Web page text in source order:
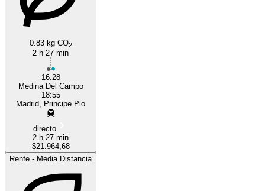
0.83 kg CO2
2 h 27 min
16:28
Medina Del Campo
18:55
Madrid, Principe Pio
directo
2 h 27 min
$21.964,68
Renfe - Media Distancia